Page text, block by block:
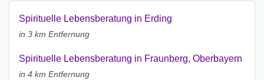
Spirituelle Lebensberatung in Erding
in 3 km Entfernung
Spirituelle Lebensberatung in Fraunberg, Oberbayern
in 4 km Entfernung